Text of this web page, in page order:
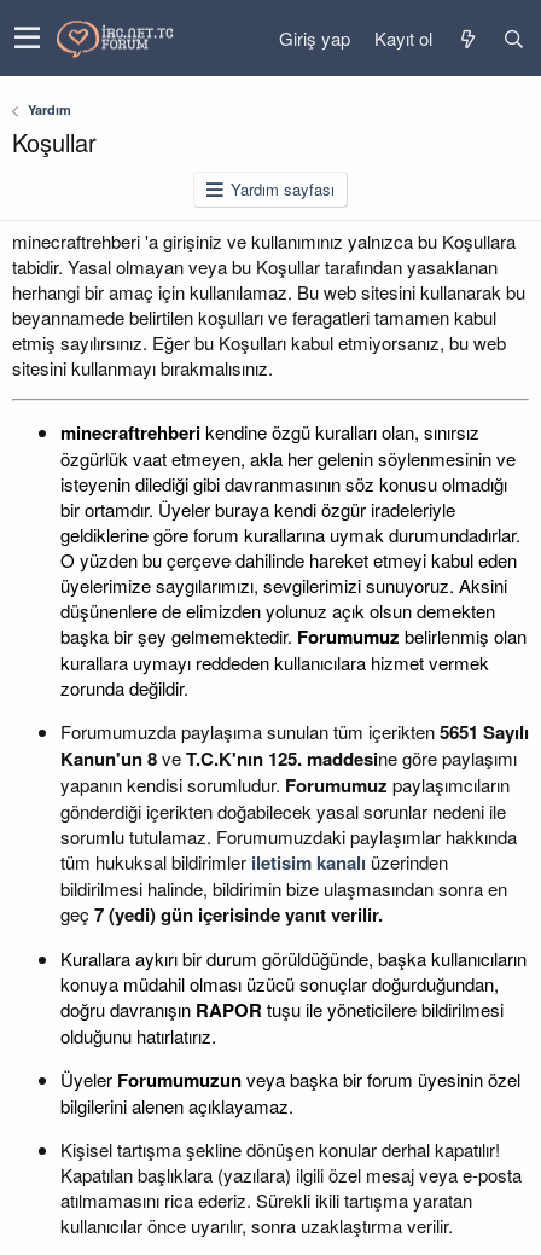
Giriş yap Kayıt ol
Yardım
Koşullar
Yardım sayfası
minecraftrehberi 'a girişiniz ve kullanımınız yalnızca bu Koşullara
tabidir. Yasal olmayan veya bu Koşullar tarafından yasaklanan
herhangi bir amaç için kullanılamaz. Bu web sitesini kullanarak bu
beyannamede belirtilen koşulları ve feragatleri tamamen kabul
etmiş sayılırsınız. Eğer bu Koşulları kabul etmiyorsanız, bu web
sitesini kullanmayı bırakmalısınız.
minecraftrehberikendine özgü kuralları olan, sınırsız
özgürlük vaat etmeyen, akla her gelenin söylenmesinin ve
isteyenin dilediği gibi davranmasının söz konusu olmadığı
bir ortamdır. Üyeler buraya kendi özgür iradeleriyle
geldiklerine göre forum kurallarına uymak durumundadırlar.
O yüzden bu çerçeve dahilinde hareket etmeyi kabul eden
üyelerimize saygılarımızı, sevgilerimizi sunuyoruz. Aksini
düşünenlere de elimizden yolunuz açık olsun demekten
başka bir şey gelmemektedir. Forumumuz belirlenmiş olan
kurallara uymayı reddeden kullanıcılara hizmet vermek
zorunda değildir.
Forumumuzda paylaşıma sunulan tüm içerikten5651 Sayılı
Kanun'un 8veT.C.K'nın 125. maddesine göre paylaşımı
yapanın kendisi sorumludur. Forumumuz paylaşımcıların
gönderdiği içerikten doğabilecek yasal sorunlar nedeni ile
sorumlu tutulamaz. Forumumuzdaki paylaşımlar hakkında
tüm hukuksal bildirimler iletisim kanalı üzerinden
bildirilmesi halinde, bildirimin bize ulaşmasından sonra en
geç 7 (yedi) gün içerisinde yanıt verilir.
Kurallara aykırı bir durum görüldüğünde, başka kullanıcıların
konuya müdahil olması üzücü sonuçlar doğurduğundan,
doğru davranışın RAPOR tuşu ile yöneticilere bildirilmesi
olduğunu hatırlatırız.
Üyeler Forumumuzunveya başka bir forum üyesinin özel
bilgilerini alenen açıklayamaz.
Kişisel tartışma şekline dönüşen konular derhal kapatılır!
Kapatılan başlıklara (yazılara) ilgili özel mesaj veya e-posta
atılmamasını rica ederiz. Sürekli ikili tartışma yaratan
kullanıcılar önce uyarılır, sonra uzaklaştırma verilir.